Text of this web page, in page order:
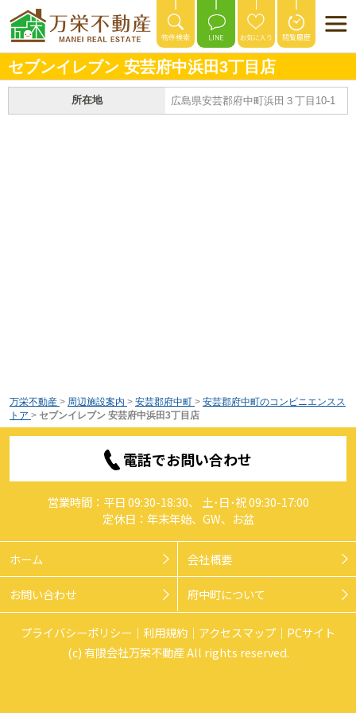
セブンイレブン 安芸府中浜田3丁目店
所在地 広島県安芸郡府中町浜田３丁目10-1
万栄不動産 > 周辺施設案内 > 安芸郡府中町 > 安芸郡府中町のコンビニエンスス
トア > セブンイレブン 安芸府中浜田3丁目店
電話でお問い合わせ
営業時間：平日 09:30-18:30、 土･日･祝 09:30-17:00
定休日：年末年始、GW、お盆
ホーム 会社概要
お問い合わせ 府中町について
プライバシーポリシー 利用規約 アクセスマップ
PCサイト
(c) 有限会社万栄不動産 All rights reserved.